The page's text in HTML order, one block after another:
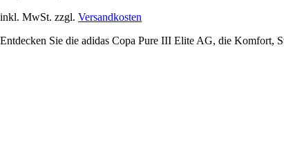
inkl. MwSt. zzgl. Versandkosten
Entdecken Sie die adidas Copa Pure III Elite AG, die Komfort,